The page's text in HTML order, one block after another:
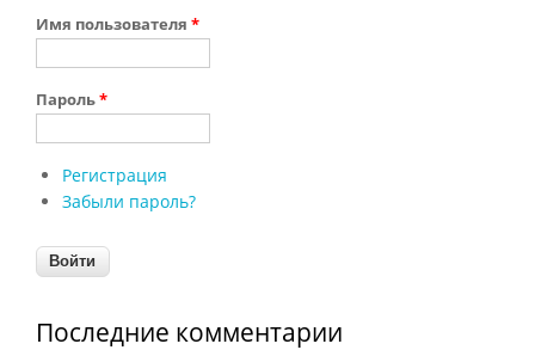
Имя пользователя *
Пароль*
Регистрация
Забыли пароль?
Последние комментарии